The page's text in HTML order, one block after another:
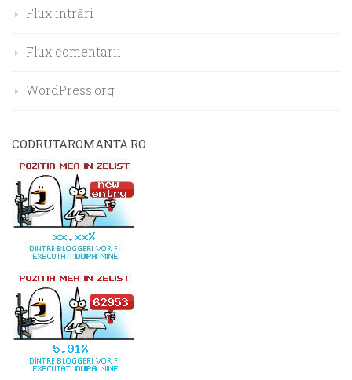
Flux intrări
Flux comentarii
WordPress.org
CODRUTAROMANTA.RO